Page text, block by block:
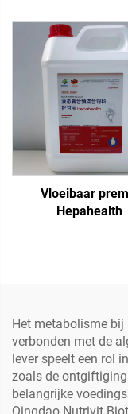
Vloeibaar
Hepahealth
Het metabolisme
verbonden met de
lever speelt een rol
zoals de
belangrijke